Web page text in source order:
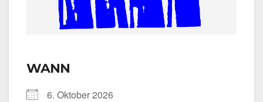
WANN
6. Okto­ber 2026